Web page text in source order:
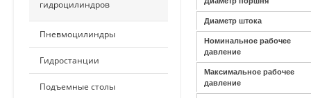
Диаметр штока
Номинальное рабочее
давление
Максимальное рабочее
давление
гидроцилиндров
Пневмоцилиндры
Гидростанции
Подъемные столы